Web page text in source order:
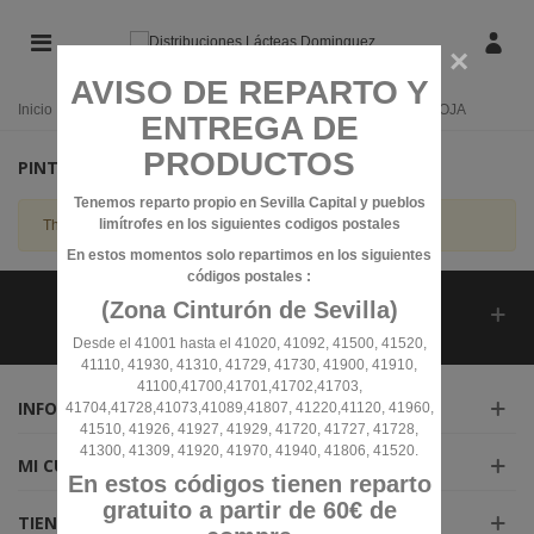
Inicio PINTA ROJA
PINTA ROJA
There are no products on the category.
HOJA INFORMATIVA
INFORMACIÓN
MI CUENTA
TIENDA
×
AVISO DE REPARTO Y
ENTREGA DE
PRODUCTOS
Tenemos reparto propio en Sevilla Capital y pueblos
limítrofes en los siguientes codigos postales
En estos momentos solo repartimos en los siguientes
códigos postales :
(Zona Cinturón de Sevilla)
Desde el 41001 hasta el 41020, 41092, 41500, 41520,
41110, 41930, 41310, 41729, 41730, 41900, 41910,
41100,41700,41701,41702,41703,
41704,41728,41073,41089,41807, 41220,41120, 41960,
41510, 41926, 41927, 41929, 41720, 41727, 41728,
41300, 41309, 41920, 41970, 41940, 41806, 41520.
En estos códigos tienen reparto
gratuito a partir de 60€ de